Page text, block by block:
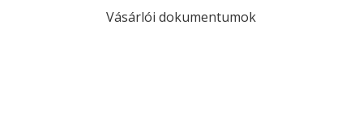
Vásárlói dokumentumok